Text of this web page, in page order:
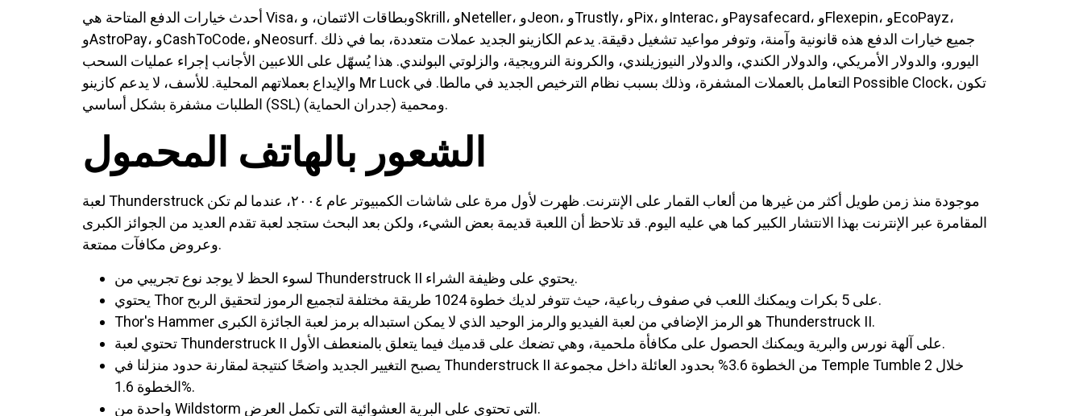
أحدث خيارات الدفع المتاحة هي Visa، وبطاقات الائتمان، وSkrill، وNeteller، وJeon، وTrustly، وPix، وInterac، وPaysafecard، وFlexepin، وEcoPayz،
وAstroPay، وCashToCode، وNeosurf. جميع خيارات الدفع هذه قانونية وآمنة، وتوفر مواعيد تشغيل دقيقة. يدعم الكازينو الجديد عملات متعددة، بما في ذلك
اليورو، والدولار الأمريكي، والدولار الكندي، والدولار النيوزيلندي، والكرونة النرويجية، والزلوتي البولندي. هذا يُسهّل على اللاعبين الأجانب إجراء عمليات السحب
والإيداع بعملاتهم المحلية. للأسف، لا يدعم كازينو Mr Luck التعامل بالعملات المشفرة، وذلك بسبب نظام الترخيص الجديد في مالطا. في Possible Clock، تكون
الطلبات مشفرة بشكل أساسي (SSL) ومحمية (جدران الحماية).
الشعور بالهاتف المحمول
لعبة Thunderstruck موجودة منذ زمن طويل أكثر من غيرها من ألعاب القمار على الإنترنت. ظهرت لأول مرة على شاشات الكمبيوتر عام ٢٠٠٤، عندما لم تكن
المقامرة عبر الإنترنت بهذا الانتشار الكبير كما هي عليه اليوم. قد تلاحظ أن اللعبة قديمة بعض الشيء، ولكن بعد البحث ستجد لعبة تقدم العديد من الجوائز الكبرى
وعروض مكافآت ممتعة.
لسوء الحظ لا يوجد نوع تجريبي من Thunderstruck II يحتوي على وظيفة الشراء.
يحتوي Thor على 5 بكرات ويمكنك اللعب في صفوف رباعية، حيث تتوفر لديك خطوة 1024 طريقة مختلفة لتجميع الرموز لتحقيق الربح.
Thor's Hammer هو الرمز الإضافي من لعبة الفيديو والرمز الوحيد الذي لا يمكن استبداله برمز لعبة الجائزة الكبرى Thunderstruck II.
تحتوي لعبة Thunderstruck II على آلهة نورس والبرية ويمكنك الحصول على مكافأة ملحمية، وهي تضعك على قدميك فيما يتعلق بالمنعطف الأول.
يصبح التغيير الجديد واضحًا كنتيجة لمقارنة حدود منزلنا في Thunderstruck II من الخطوة 3.6% بحدود العائلة داخل مجموعة Temple Tumble 2 خلال
الخطوة 1.6%.
واحدة من Wildstorm التي تحتوي على البرية العشوائية التي تكمل العرض.